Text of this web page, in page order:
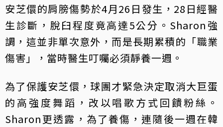
安芝儇的肩膀傷勢於4月26日發生，28日經醫
生診斷，脫臼程度竟高達5公分。Sharon強
調，這並非單次意外，而是長期累積的「職業
傷害」，當時醫生叮囑必須靜養一週。
為了保護安芝儇，球團才緊急決定取消大巨蛋
的高強度舞蹈，改以唱歌方式回饋粉絲。
Sharon更透露，為了養傷，連隨後一週在韓